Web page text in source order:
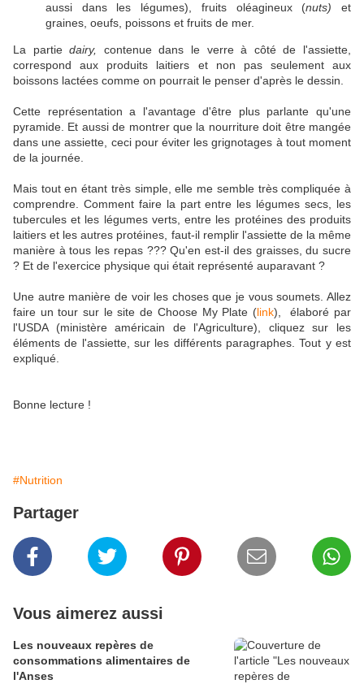
aussi dans les légumes), fruits oléagineux (nuts) et
graines, oeufs, poissons et fruits de mer.
La partiedairy,
contenue dans le verre à côté de l'assiette,
correspond aux produits laitiers et non pas seulement aux
boissons lactées comme on pourrait le penser d'après le dessin.
Cette représentation a l'avantage d'être plus parlante qu'une
pyramide. Et aussi de montrer que la nourriture doit être mangée
dans une assiette, ceci pour éviter les grignotages à tout moment
de la journée.
Mais tout en étant très simple, elle me semble très compliquée à
comprendre. Comment faire la part entre les légumes secs, les
tubercules et les légumes verts, entre les protéines des produits
laitiers et les autres protéines, faut-il remplir l'assiette de la même
manière à tous les repas ??? Qu'en est-il des graisses, du sucre
? Et de l'exercice physique qui était représenté auparavant ?
Une autre manière de voir les choses que je vous soumets. Allez
faire un tour sur le site de Choose My Plate (link), élaboré par
l'USDA (ministère américain de l'Agriculture), cliquez sur les
éléments de l'assiette, sur les différents paragraphes. Tout y est
expliqué.
Bonne lecture !
#Nutrition
Partager
Vous aimerez aussi
Les nouveaux repères de
consommations alimentaires de
l'Anses